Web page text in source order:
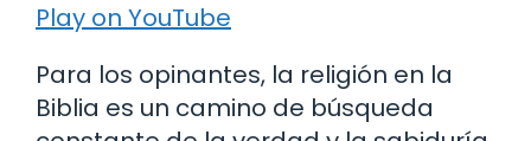
Play on YouTube
Para los opinantes, la religión en la
Biblia es un camino de búsqueda